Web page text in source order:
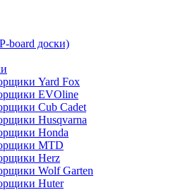
board доски)
Yard Fox
EVOline
Cub Cadet
Husqvarna
Honda
MTD
Herz
Wolf Garten
Huter